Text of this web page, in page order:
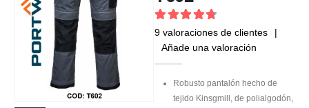
4.78out of 5
9 valoraciones de clientes
|
Añade una valoración
Robusto pantalón hecho de
tejido Kinsgmill, de polialgodón,